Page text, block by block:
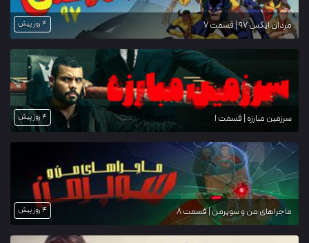
مردان ایکس ۹۷ | قسمت 7 4 روز پیش
سرزمین مبارزه | قسمت 1 4 روز پیش
ماجراهای من و سوپرمن | قسمت 8 4 روز پیش